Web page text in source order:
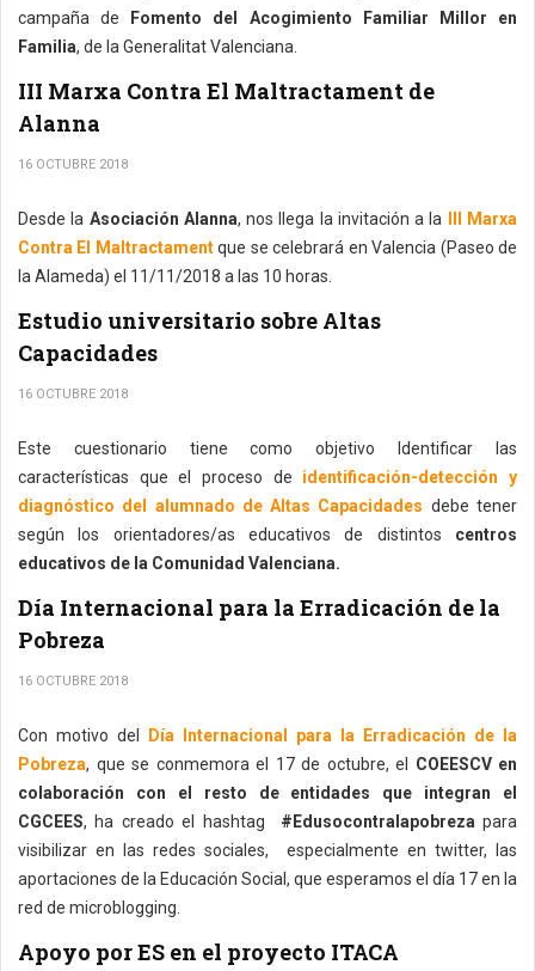
campaña de Fomento del Acogimiento Familiar Millor en
Familia, de la Generalitat Valenciana.
III Marxa Contra El Maltractament de
Alanna
16 OCTUBRE 2018
Desde la Asociación Alanna, nos llega la invitación a la
III Marxa
Contra El Maltractamentque se celebrará en Valencia (Paseo de
la Alameda) el 11/11/2018 a las 10 horas.
Estudio universitario sobre Altas
Capacidades
16 OCTUBRE 2018
Este cuestionario tiene como objetivo Identificar las
características que el proceso de identificación-detección y
diagnóstico del alumnado de Altas Capacidades debe tener
según los orientadores/as educativos de distintos centros
educativos de la Comunidad Valenciana.
Día Internacional para la Erradicación de la
Pobreza
16 OCTUBRE 2018
Con motivo del
Día Internacional para la Erradicación de la
Pobreza, que se conmemora el 17 de octubre, el COEESCV en
colaboración con el resto de entidades que integran el
CGCEES, ha creado el hashtag #Edusocontralapobreza para
visibilizar en las redes sociales, especialmente en twitter, las
aportaciones de la Educación Social, que esperamos el día 17 en la
red de microblogging.
Apoyo por ES en el proyecto ITACA